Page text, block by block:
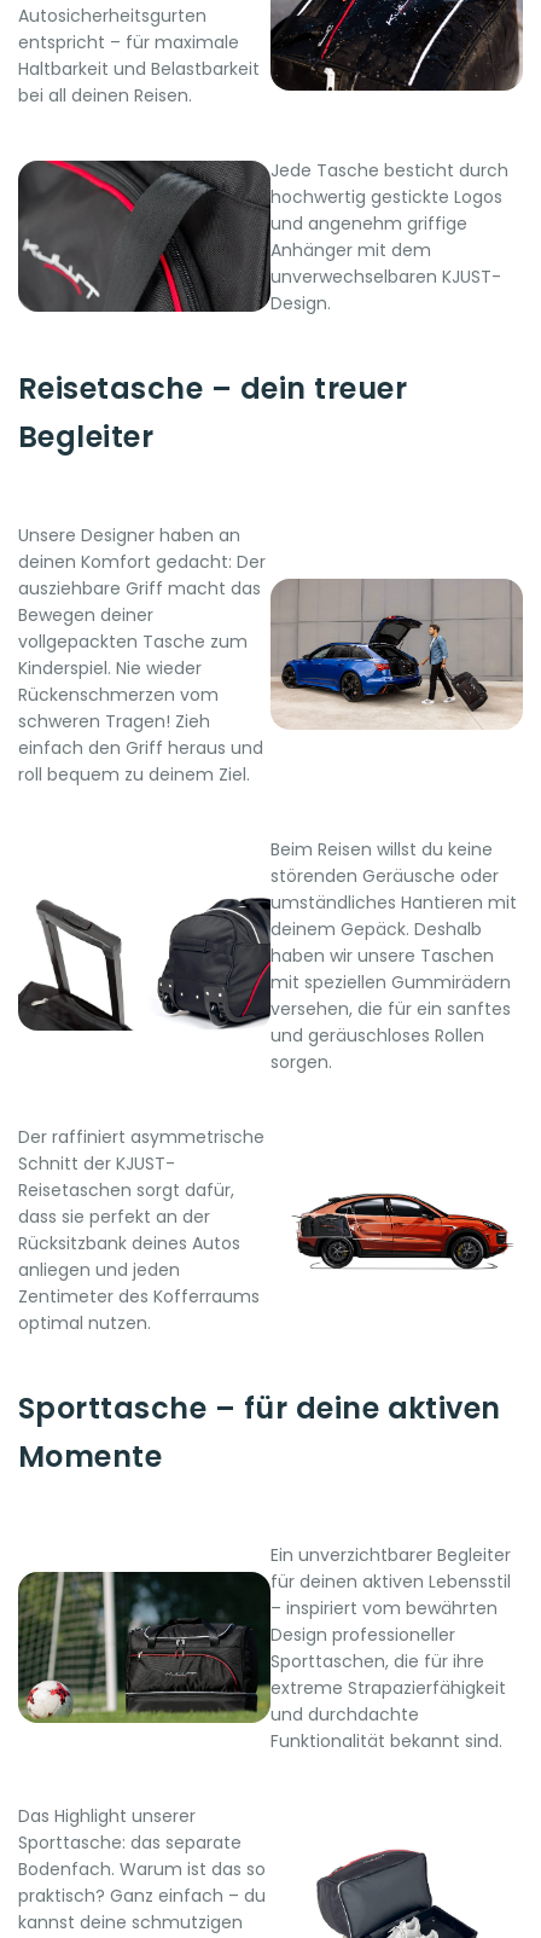
Autosicherheitsgurten
entspricht – für maximale
Haltbarkeit und Belastbarkeit
bei all deinen Reisen.
Jede Tasche besticht durch
hochwertig gestickte Logos
und angenehm griffige
Anhänger mit dem
unverwechselbaren KJUST-
Design.
Reisetasche – dein treuer
Begleiter
Unsere Designer haben an
deinen Komfort gedacht: Der
ausziehbare Griff macht das
Bewegen deiner
vollgepackten Tasche zum
Kinderspiel. Nie wieder
Rückenschmerzen vom
schweren Tragen! Zieh
einfach den Griff heraus und
roll bequem zu deinem Ziel.
Beim Reisen willst du keine
störenden Geräusche oder
umständliches Hantieren mit
deinem Gepäck. Deshalb
haben wir unsere Taschen
mit speziellen Gummirädern
versehen, die für ein sanftes
und geräuschloses Rollen
sorgen.
Der raffiniert asymmetrische
Schnitt der KJUST-
Reisetaschen sorgt dafür,
dass sie perfekt an der
Rücksitzbank deines Autos
anliegen und jeden
Zentimeter des Kofferraums
optimal nutzen.
Sporttasche – für deine aktiven
Momente
Ein unverzichtbarer Begleiter
für deinen aktiven Lebensstil
– inspiriert vom bewährten
Design professioneller
Sporttaschen, die für ihre
extreme Strapazierfähigkeit
und durchdachte
Funktionalität bekannt sind.
Das Highlight unserer
Sporttasche: das separate
Bodenfach. Warum ist das so
praktisch? Ganz einfach – du
kannst deine schmutzigen